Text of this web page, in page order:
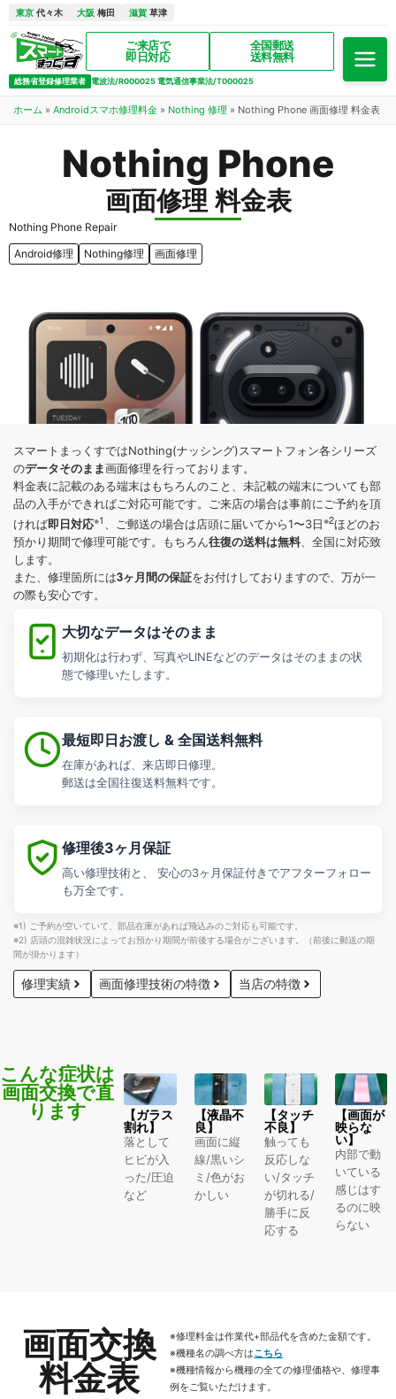
東京 代々木 大阪 梅田 滋賀 草津
ご来店で
即日対応
全国郵送
送料無料
総務省登録修理業者 電波法/R000025 電気通信事業法/T000025
ホーム » Androidスマホ修理料金 » Nothing 修理 » Nothing Phone 画面修理 料金表
Nothing Phone
画面修理 料金表
Nothing Phone Repair
Android修理
Nothing修理 画面修理
スマートまっくすではNothing(ナッシング)スマートフォン各シリーズ
のデータそのまま画面修理を行っております。
料金表に記載のある端末はもちろんのこと、未記載の端末についても部
品の入手ができればご対応可能です。ご来店の場合は事前にご予約を頂
ければ即日対応※1 、ご郵送の場合は店頭に届いてから1〜3日※2ほどのお
預かり期間で修理可能です。もちろん往復の送料は無料、全国に対応致
します。
また、修理箇所には3ヶ月間の保証をお付けしておりますので、万が一
の際も安心です。
大切なデータはそのまま
初期化は行わず、写真やLINEなどのデータはそのままの状
態で修理いたします。
最短即日お渡し & 全国送料無料
在庫があれば、来店即日修理。
郵送は全国往復送料無料です。
修理後3ヶ月保証
高い修理技術と、 安心の3ヶ月保証付きでアフターフォロー
も万全です。
※1) ご予約が空いていて、部品在庫があれば飛込みのご対応も可能です。
※2) 店頭の混雑状況によってお預かり期間が前後する場合がございます。（前後に郵送の期
間が掛かります）
修理実績 画面修理技術の特徴 当店の特徴
こんな症状は
画面交換で直
ります
【ガラス
割れ】
落として
ヒビが入
った/圧迫
など
【液晶不
良】
画面に縦
線/黒いシ
ミ/色がお
かしい
【タッチ
不良】
触っても
反応しな
い/タッチ
が切れる/
勝手に反
応する
【画面が
映らな
い】
内部で動
いている
感じはす
るのに映
らない
画面交換
料金表
※修理料金は作業代+部品代を含めた金額です。
※機種名の調べ方はこちら
※機種情報から機種の全ての修理価格や、修理事
例をご覧いただけます。